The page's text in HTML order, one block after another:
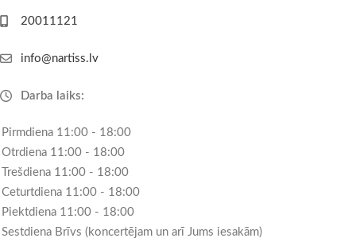
20011121
info@nartiss.lv
Darba laiks:
Pirmdiena 11:00 - 18:00
Otrdiena 11:00 - 18:00
Trešdiena 11:00 - 18:00
Ceturtdiena 11:00 - 18:00
Piektdiena 11:00 - 18:00
Sestdiena Brīvs (koncertējam un arī Jums iesakām)